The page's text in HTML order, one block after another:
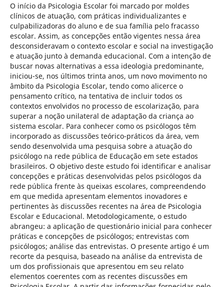
O início da Psicologia Escolar foi marcado por moldes
clínicos de atuação, com práticas individualizantes e
culpabilizadoras do aluno e de sua família pelo fracasso
escolar. Assim, as concepções então vigentes nessa área
desconsideravam o contexto escolar e social na investigação
e atuação junto à demanda educacional. Com a intenção de
buscar novas alternativas a essa ideologia predominante,
iniciou-se, nos últimos trinta anos, um novo movimento no
âmbito da Psicologia Escolar, tendo como alicerce o
pensamento crítico, na tentativa de incluir todos os
contextos envolvidos no processo de escolarização, para
superar a noção unilateral de adaptação da criança ao
sistema escolar. Para conhecer como os psicólogos têm
incorporado as discussões teórico-práticos da área, vem
sendo desenvolvida uma pesquisa sobre a atuação do
psicólogo na rede pública de Educação em sete estados
brasileiros. O objetivo deste estudo foi identificar e analisar
concepções e práticas desenvolvidas pelos psicólogos da
rede pública frente às queixas escolares, compreendendo
em que medida apresentam elementos inovadores e
pertinentes às discussões recentes na área de Psicologia
Escolar e Educacional. Metodologicamente, o estudo
abrangeu: a aplicação de questionário inicial para conhecer
práticas e concepções de psicólogos; entrevistas com
psicólogos; análise das entrevistas. O presente artigo é um
recorte da pesquisa, baseado na análise da entrevista de
um dos profissionais que apresentou em seu relato
elementos coerentes com as recentes discussões em